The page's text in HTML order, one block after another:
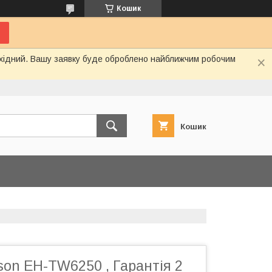
Кошик
Вашу заявку буде оброблено найближчим робочим
Кошик
EH-TW6250 , Гарантія 2